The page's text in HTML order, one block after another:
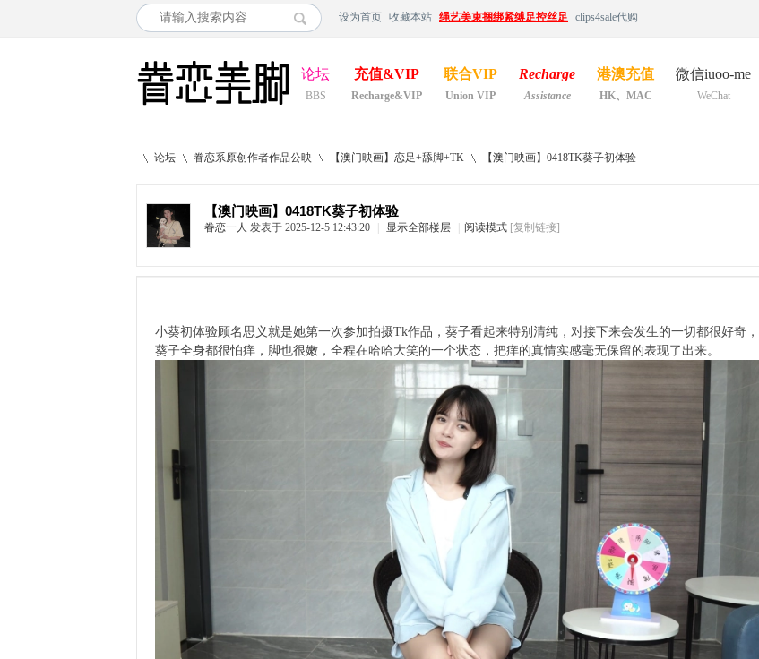
设为首页 收藏本站 绳艺美束捆绑紧缚足控丝足 clips4sale代购
论坛
BBS
充值&VIP
Recharge&VIP
联合VIP
Union VIP
Recharge
Assistance
港澳充值
HK、MAC
微信iuoo-me
WeChat
论坛
›
眷恋系原创作者作品公映
›
【澳门映画】恋足+舔脚+TK
›
【澳门映画】0418TK葵子初体验
【澳门映画】0418TK葵子初体验
眷恋一人 发表于 2025-12-5 12:43:20 显示全部楼层 阅读模式 [复制链接]
小葵初体验顾名思义就是她第一次参加拍摄Tk作品，葵子看起来特别清纯，对接下来会发生的一切都很好奇，
葵子全身都很怕痒，脚也很嫩，全程在哈哈大笑的一个状态，把痒的真情实感毫无保留的表现了出来。